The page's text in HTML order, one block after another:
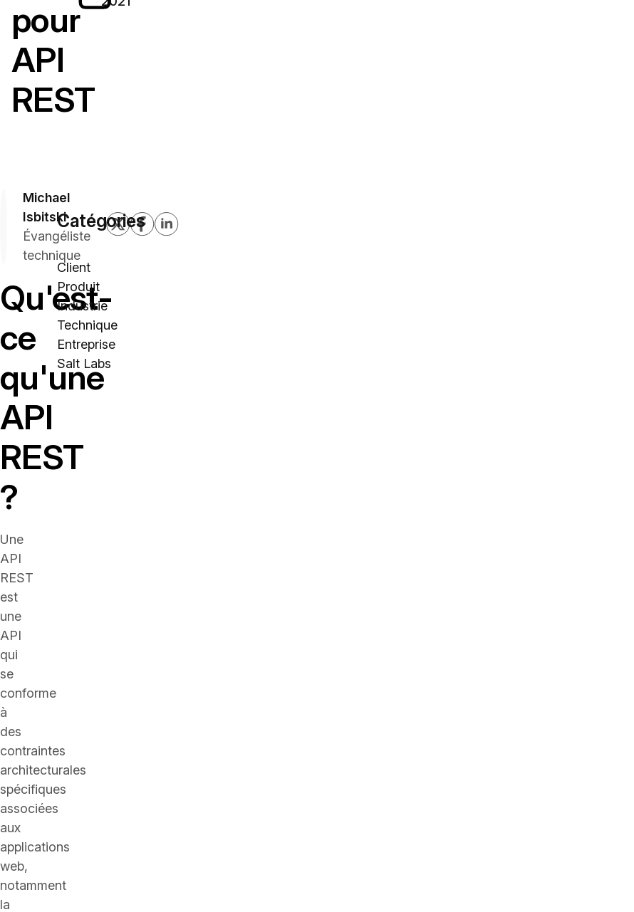
pour
API
REST
Michael
Isbitski
Évangéliste
technique
Qu'est-
ce
qu'une
API
REST
?
Une
API
REST
est
une
API
qui
se
conforme
à
des
contraintes
architecturales
spécifiques
associées
aux
applications
web,
notamment
la
Catégories
Client
Produit
Industrie
Technique
Entreprise
Salt Labs